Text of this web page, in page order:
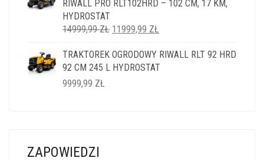
RIWALL PRO RLT102HRD – 102 CM, 17 KM,
HYDROSTAT
14999,99ZŁ PIERWOTNA
WYNOSIŁA:
14999,99 ZŁ.
11999,99 ZŁ
WYNOSI:
11999,99 ZŁ.
TRAKTOREK OGRODOWY RIWALL RLT 92 HRD
92 CM 245 L HYDROSTAT
9999,99 ZŁ
ZAPOWIEDZI